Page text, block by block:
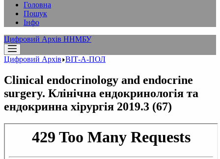
Головна
Пошук
Інфо
Цифровий Архів ННМБУ
Цифровий Архів ВІТ-А-ПОЛ
Clinical endocrinology and endocrine
surgery. Клінічна ендокринологія та
ендокринна хірургія 2019.3 (67)